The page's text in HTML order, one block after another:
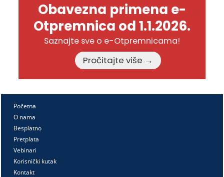
Obavezna primena e-
Otpremnica od 1.1.2026.
Saznajte sve o e-Otpremnicama!
Pročitajte više →
Početna
O nama
Besplatno
Pretplata
Vebinari
Korisnički kutak
Kontakt